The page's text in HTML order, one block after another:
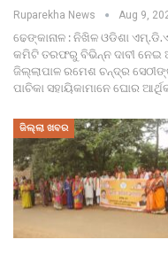
Ruparekha News Aug 9,
ଢେଙ୍କାନାଳ : ନିଖିଳ ଓଡିଶା
କମିଟି ତରଫରୁ ବିଭିନ୍ନ ଦାବୀ
ଜିଲ୍ଲାପାଳ ରମେଶ ଚନ୍ଦ୍ର
ପାଚିକା ସହାୟିକାମାନେ ଘୋର
ଜିଲ୍ଲା ଖବର